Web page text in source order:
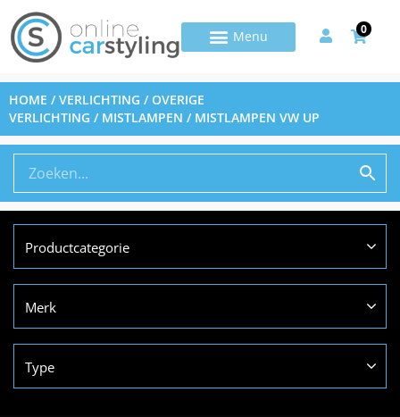
0
HOME /VERLICHTING /OVERIGE
VERLICHTING / MISTLAMPEN / MISTLAMPEN VW UP
Productcategorie
Merk
Type